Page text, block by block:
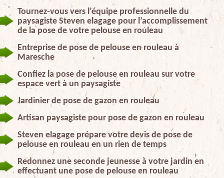
Tournez-vous vers l’équipe professionnelle du
paysagiste Steven elagage pour l’accomplissement
de la pose de votre pelouse en rouleau
Entreprise de pose de pelouse en rouleau à
Maresche
Confiez la pose de pelouse en rouleau sur votre
espace vert à un paysagiste
Jardinier de pose de gazon en rouleau
Artisan paysagiste pour pose de gazon en rouleau
Steven elagage prépare votre devis de pose de
pelouse en rouleau en un rien de temps
Redonnez une seconde jeunesse à votre jardin en
effectuant une pose de pelouse en rouleau